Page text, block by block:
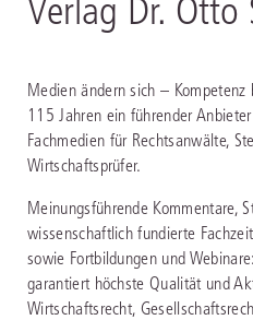
Verlag Dr. Otto
Medien ändern sich –
115 Jahren ein führender
Fachmedien für Rechtsanwälte,
Wirtschaftsprüfer.
Meinungsführende Kommentare,
wissenschaftlich fundierte
sowie Fortbildungen und
garantiert höchste Qualität und
Wirtschaftsrecht,